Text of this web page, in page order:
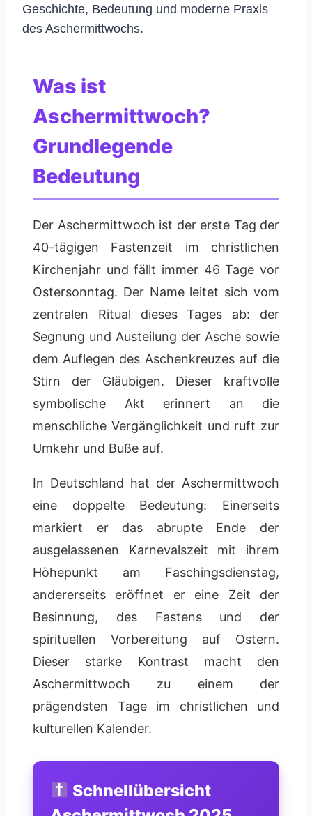
Geschichte, Bedeutung und moderne Praxis
des Aschermittwochs.
Was ist
Aschermittwoch?
Grundlegende
Bedeutung
Der Aschermittwoch ist der erste Tag der
40-tägigen Fastenzeit im christlichen
Kirchenjahr und fällt immer 46 Tage vor
Ostersonntag. Der Name leitet sich vom
zentralen Ritual dieses Tages ab: der
Segnung und Austeilung der Asche sowie
dem Auflegen des Aschenkreuzes auf die
Stirn der Gläubigen. Dieser kraftvolle
symbolische Akt erinnert an die
menschliche Vergänglichkeit und ruft zur
Umkehr und Buße auf.
In Deutschland hat der Aschermittwoch
eine doppelte Bedeutung: Einerseits
markiert er das abrupte Ende der
ausgelassenen Karnevalszeit mit ihrem
Höhepunkt am Faschingsdienstag,
andererseits eröffnet er eine Zeit der
Besinnung, des Fastens und der
spirituellen Vorbereitung auf Ostern.
Dieser starke Kontrast macht den
Aschermittwoch zu einem der
prägendsten Tage im christlichen und
kulturellen Kalender.
Schnellübersicht